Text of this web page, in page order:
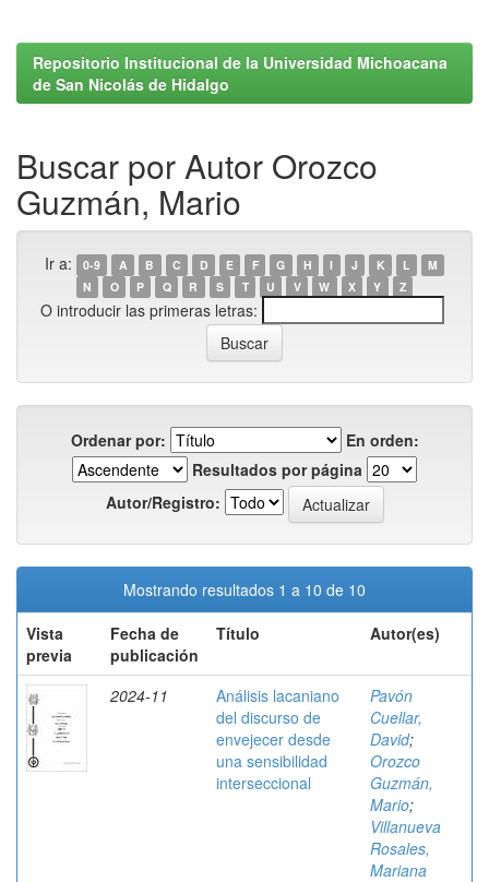
Repositorio Institucional de la Universidad Michoacana
de San Nicolás de Hidalgo
Buscar por Autor Orozco
Guzmán, Mario
Ir a: 0-9 A B C D E F G H I J K L
M
N
O P Q R S T U V W X Y Z
O introducir las primeras letras:
Ordenar por:
En orden:
Resultados por página
Autor/Registro:
Mostrando resultados 1 a 10 de 10
Vista
previa
Fecha de
publicación
Título Autor(es)
2024-11
Análisis lacaniano
del discurso de
envejecer desde
una sensibilidad
interseccional
Pavón
Cuellar,
David;
Orozco
Guzmán,
Mario;
Villanueva
Rosales,
Mariana